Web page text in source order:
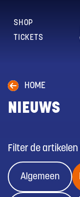
SHOP
TICKETS
HOME
NIEUWS
Filter de artikelen
Algemeen